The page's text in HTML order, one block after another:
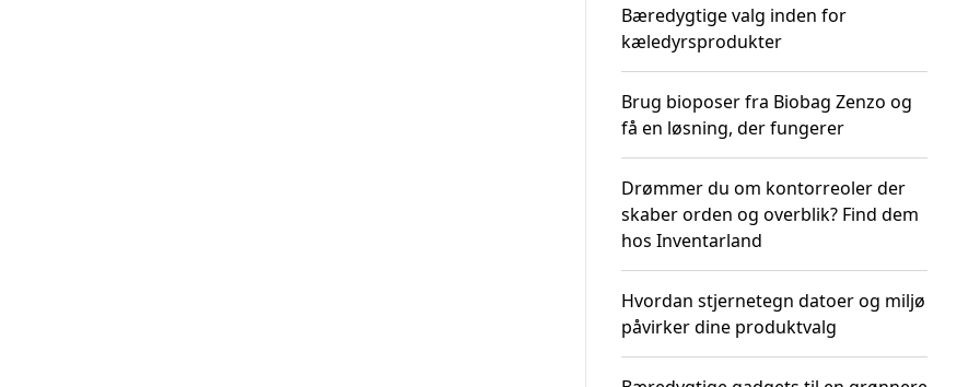
Bæredygtige valg inden for
kæledyrsprodukter
Brug bioposer fra Biobag Zenzo og
få en løsning, der fungerer
Drømmer du om kontorreoler der
skaber orden og overblik? Find dem
hos Inventarland
Hvordan stjernetegn datoer og miljø
påvirker dine produktvalg